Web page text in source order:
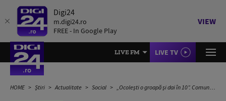
Digi24
m.digi24.ro
FREE - In Google Play
VIEW
LIVE FM LIVE TV
HOME Știri Actualitate Social „Ocolești o groapă și dai în 10”. Comuna din Olt abandonată în noroaie, după alegerile locale. Revoltați, oamenii au protestat pe ulițe